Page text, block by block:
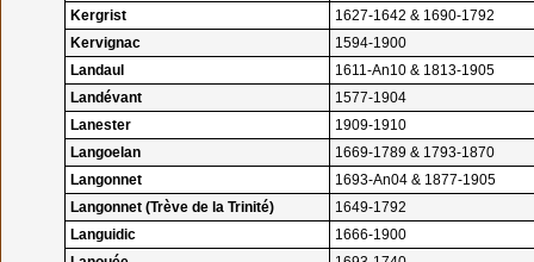
Kergrist
1627-1642 & 1690-1792
Kervignac
1594-1900
Landaul
1611-An10 & 1813-1905
Landévant
1577-1904
Lanester
1909-1910
Langoelan
1669-1789 & 1793-1870
Langonnet
1693-An04 & 1877-1905
Langonnet (Trève de la Trinité)
1649-1792
Languidic
1666-1900